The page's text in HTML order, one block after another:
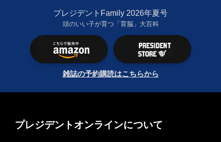
プレジデントFamily 2026年夏号
頭のいい子が育つ「育脳」大百科
雑誌の予約購読はこちらから
プレジデントオンラインについて